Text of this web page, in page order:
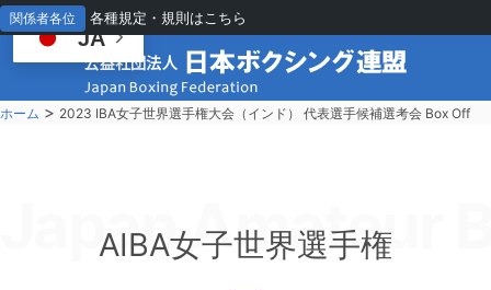
関係者各位 各種規定・規則はこちら
ホーム > 2023 IBA女子世界選手権大会（インド） 代表選手候補選考会 Box Off
Japan Amateur
AIBA女子世界選手権
JA